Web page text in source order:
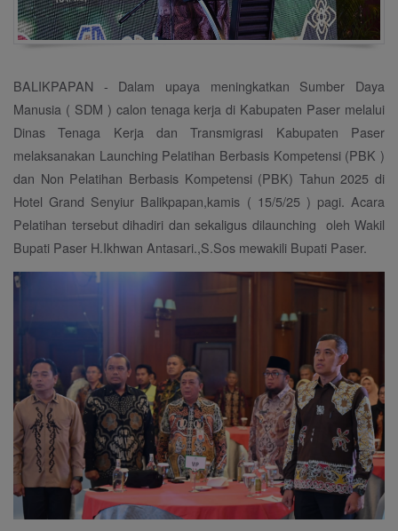
BALIKPAPAN - Dalam upaya meningkatkan Sumber Daya
Manusia ( SDM ) calon tenaga kerja di Kabupaten Paser melalui
Dinas Tenaga Kerja dan Transmigrasi Kabupaten Paser
melaksanakan Launching Pelatihan Berbasis Kompetensi (PBK )
dan Non Pelatihan Berbasis Kompetensi (PBK) Tahun 2025 di
Hotel Grand Senyiur Balikpapan,kamis ( 15/5/25 ) pagi. Acara
Pelatihan tersebut dihadiri dan sekaligus dilaunching oleh Wakil
Bupati Paser H.Ikhwan Antasari.,S.Sos mewakili Bupati Paser.